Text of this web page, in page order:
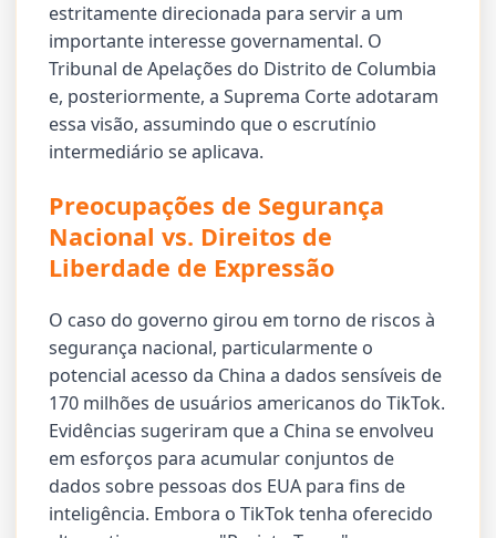
estritamente direcionada para servir a um
importante interesse governamental. O
Tribunal de Apelações do Distrito de Columbia
e, posteriormente, a Suprema Corte adotaram
essa visão, assumindo que o escrutínio
intermediário se aplicava.
Preocupações de Segurança
Nacional vs. Direitos de
Liberdade de Expressão
O caso do governo girou em torno de riscos à
segurança nacional, particularmente o
potencial acesso da China a dados sensíveis de
170 milhões de usuários americanos do TikTok.
Evidências sugeriram que a China se envolveu
em esforços para acumular conjuntos de
dados sobre pessoas dos EUA para fins de
inteligência. Embora o TikTok tenha oferecido